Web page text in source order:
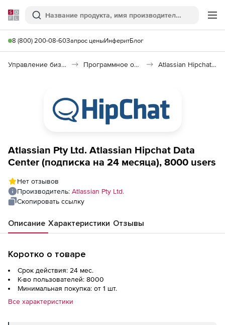
Softline
Поиск
8 (800) 200-08-60Запрос ценыИнферитБлог
Управление бизнесом, CRM/ERP Программное обеспечение для управления бизнесом Atlassian Hipchat Data Center
Atlassian Pty Ltd. Atlassian Hipchat Data
Center (подписка на 24 месяца), 8000 users
Нет отзывов
Производитель: Atlassian Pty Ltd.
Скопировать ссылку
Описание Характеристики Отзывы
Коротко о товаре
Срок действия: 24 мес.
К-во пользователей: 8000
Минимальная покупка: от 1 шт.
Все характеристики